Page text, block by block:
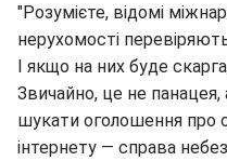
"Розумієте, відомі
нерухомості
І якщо на них буде
Звичайно, це не
шукати оголошення про
інтернету — справа